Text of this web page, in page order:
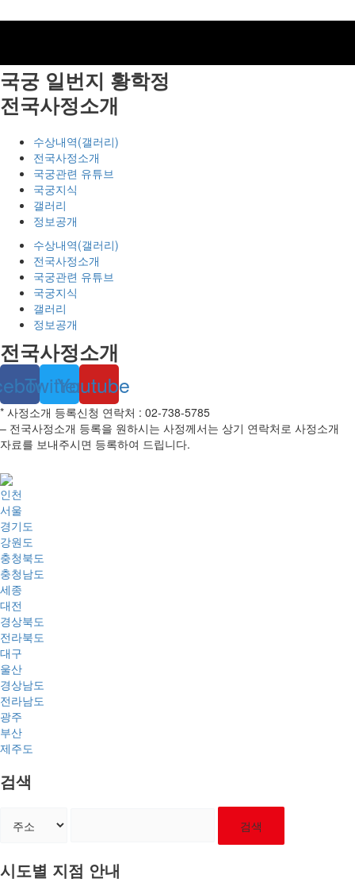
국궁 일번지 황학정
전국사정소개
수상내역(갤러리)
전국사정소개
국궁관련 유튜브
국궁지식
갤러리
정보공개
수상내역(갤러리)
전국사정소개
국궁관련 유튜브
국궁지식
갤러리
정보공개
전국사정소개
TwitterYoutube
* 사정소개 등록신청 연락처 : 02-738-5785
– 전국사정소개 등록을 원하시는 사정께서는 상기 연락처로 사정소개
자료를 보내주시면 등록하여 드립니다.
인천
서울
경기도
강원도
충청북도
충청남도
세종
대전
경상북도
전라북도
대구
울산
경상남도
전라남도
광주
부산
제주도
검색
검색
시도별 지점 안내